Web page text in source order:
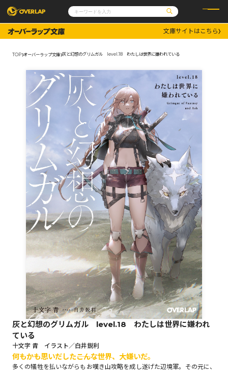
コミックガルド
コミッククリエ
文庫
ノベルス
その他
コミックエッセイ
ポケットモンスター
アニメ
ゲーム
通販・NEWS
企業
会社概要
採用情報
アクセス
オーバーラップホールディングス
お問い合わせはこちら
オーバーラップ文庫
オーバーラップノベルス
オーバーラップノベルスf
ロサージュノベルス
コミックガルド
コミッククリエ
文庫サイトはこちら
TOP オーバーラップ文庫 灰と幻想のグリムガル level.18 わたしは世界に嫌われている
灰と幻想のグリムガル level.18 わたしは世界に嫌われ
ている
十文字 青 イラスト／白井鋭利
何もかも思いだした――こんな世界、大嫌いだ。
多くの犠牲を払いながらもお嘆き山攻略を成し遂げた辺境軍。その元に、